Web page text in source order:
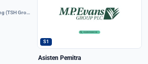
PT. Karya Unggulan Cemerlang (TSH Group)
S1
Asisten Pemitra